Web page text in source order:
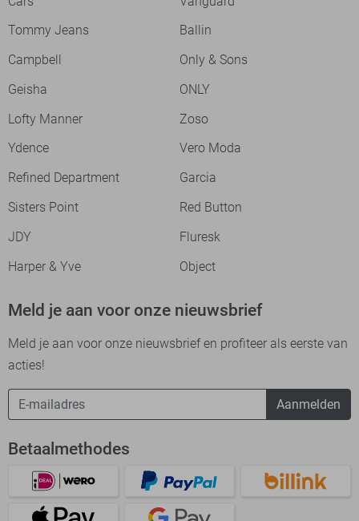
Tommy Jeans
Ballin
Campbell
Only & Sons
Geisha
ONLY
Lofty Manner
Zoso
Ydence
Vero Moda
Refined Department
Garcia
Sisters Point
Red Button
JDY
Fluresk
Harper & Yve
Object
Meld je aan voor onze nieuwsbrief
Meld je aan voor onze nieuwsbrief en profiteer als eerste van
acties!
Aanmelden
Betaalmethodes